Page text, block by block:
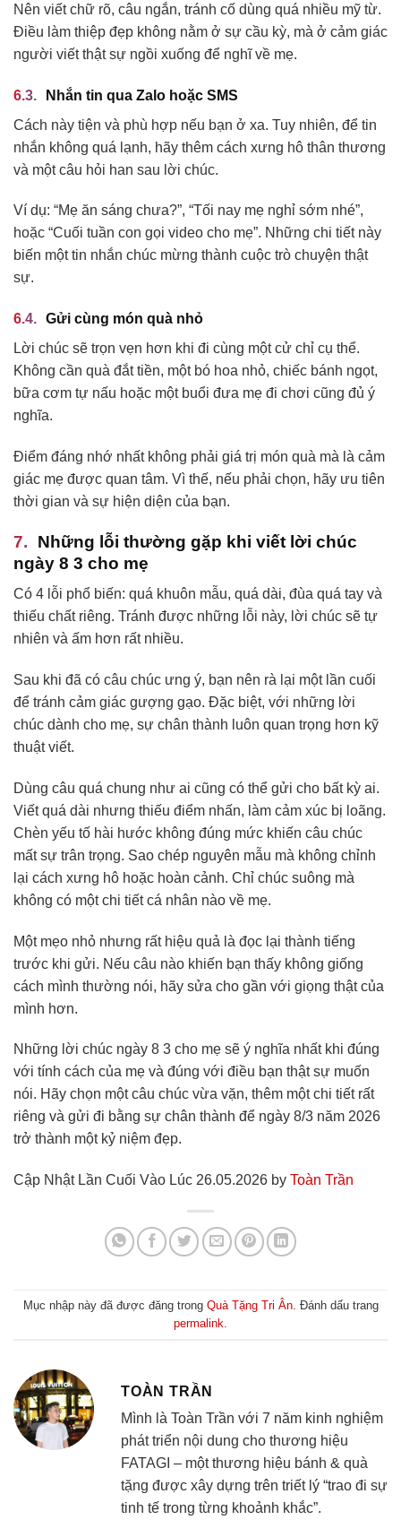
Nên viết chữ rõ, câu ngắn, tránh cố dùng quá nhiều mỹ từ.
Điều làm thiệp đẹp không nằm ở sự cầu kỳ, mà ở cảm giác
người viết thật sự ngồi xuống để nghĩ về mẹ.
Nhắn tin qua Zalo hoặc SMS
Cách này tiện và phù hợp nếu bạn ở xa. Tuy nhiên, để tin
nhắn không quá lạnh, hãy thêm cách xưng hô thân thương
và một câu hỏi han sau lời chúc.
Ví dụ: “Mẹ ăn sáng chưa?”, “Tối nay mẹ nghỉ sớm nhé”,
hoặc “Cuối tuần con gọi video cho mẹ”. Những chi tiết này
biến một tin nhắn chúc mừng thành cuộc trò chuyện thật
sự.
Gửi cùng món quà nhỏ
Lời chúc sẽ trọn vẹn hơn khi đi cùng một cử chỉ cụ thể.
Không cần quà đắt tiền, một bó hoa nhỏ, chiếc bánh ngọt,
bữa cơm tự nấu hoặc một buổi đưa mẹ đi chơi cũng đủ ý
nghĩa.
Điểm đáng nhớ nhất không phải giá trị món quà mà là cảm
giác mẹ được quan tâm. Vì thế, nếu phải chọn, hãy ưu tiên
thời gian và sự hiện diện của bạn.
Những lỗi thường gặp khi viết lời chúc
ngày 8 3 cho mẹ
Có 4 lỗi phổ biến: quá khuôn mẫu, quá dài, đùa quá tay và
thiếu chất riêng. Tránh được những lỗi này, lời chúc sẽ tự
nhiên và ấm hơn rất nhiều.
Sau khi đã có câu chúc ưng ý, bạn nên rà lại một lần cuối
để tránh cảm giác gượng gạo. Đặc biệt, với những lời
chúc dành cho mẹ, sự chân thành luôn quan trọng hơn kỹ
thuật viết.
Dùng câu quá chung như ai cũng có thể gửi cho bất kỳ ai.
Viết quá dài nhưng thiếu điểm nhấn, làm cảm xúc bị loãng.
Chèn yếu tố hài hước không đúng mức khiến câu chúc
mất sự trân trọng. Sao chép nguyên mẫu mà không chỉnh
lại cách xưng hô hoặc hoàn cảnh. Chỉ chúc suông mà
không có một chi tiết cá nhân nào về mẹ.
Một mẹo nhỏ nhưng rất hiệu quả là đọc lại thành tiếng
trước khi gửi. Nếu câu nào khiến bạn thấy không giống
cách mình thường nói, hãy sửa cho gần với giọng thật của
mình hơn.
Những lời chúc ngày 8 3 cho mẹ sẽ ý nghĩa nhất khi đúng
với tính cách của mẹ và đúng với điều bạn thật sự muốn
nói. Hãy chọn một câu chúc vừa vặn, thêm một chi tiết rất
riêng và gửi đi bằng sự chân thành để ngày 8/3 năm 2026
trở thành một kỷ niệm đẹp.
Cập Nhật Lần Cuối Vào Lúc 26.05.2026 by Toàn Trần
Mục nhập này đã được đăng trong Quà Tặng Tri Ân. Đánh dấu trang
permalink
TOÀN TRẦN
Mình là Toàn Trần với 7 năm kinh nghiệm
phát triển nội dung cho thương hiệu
FATAGI – một thương hiệu bánh & quà
tặng được xây dựng trên triết lý “trao đi sự
tinh tế trong từng khoảnh khắc”.